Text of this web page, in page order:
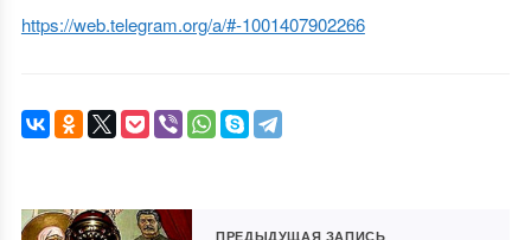
https://web.telegram.org/a/#-1001407902266
ПРЕДЫДУЩАЯ ЗАПИСЬ